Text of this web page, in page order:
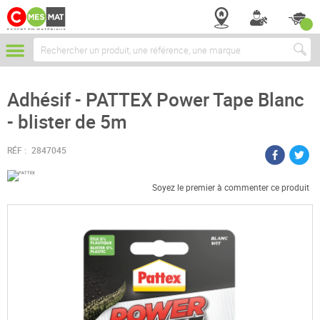
Chercher
Adhésif - PATTEX Power Tape Blanc
- blister de 5m
RÉF : 2847045
Soyez le premier à commenter ce produit
Passer